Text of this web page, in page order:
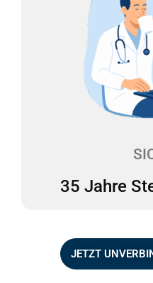
35 Jahre
35 Jahre
Vermeiden Sie böse
Betriebsprüfungen
Unterstützung. Wir
ausgezeichneten Team
JETZT